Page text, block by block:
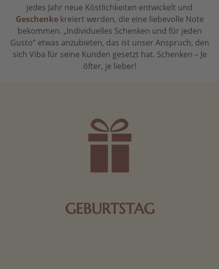
jedes Jahr neue Köstlichkeiten entwickelt und
Geschenkekreiert werden, die eine liebevolle Note
bekommen. „Individuelles Schenken und für jeden
Gusto“ etwas anzubieten, das ist unser Anspruch, den
sich Viba für seine Kunden gesetzt hat. Schenken – Je
öfter, je lieber!
GEBURTSTAG